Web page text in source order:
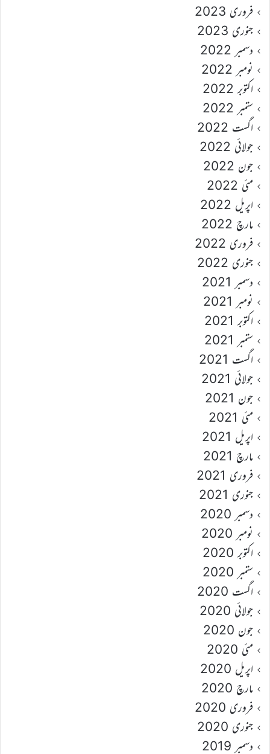
فروری 2023
جنوری 2023
دسمبر 2022
نومبر 2022
اکتوبر 2022
ستمبر 2022
اگست 2022
جولائی 2022
جون 2022
مئی 2022
اپریل 2022
مارچ 2022
فروری 2022
جنوری 2022
دسمبر 2021
نومبر 2021
اکتوبر 2021
ستمبر 2021
اگست 2021
جولائی 2021
جون 2021
مئی 2021
اپریل 2021
مارچ 2021
فروری 2021
جنوری 2021
دسمبر 2020
نومبر 2020
اکتوبر 2020
ستمبر 2020
اگست 2020
جولائی 2020
جون 2020
مئی 2020
اپریل 2020
مارچ 2020
فروری 2020
جنوری 2020
دسمبر 2019